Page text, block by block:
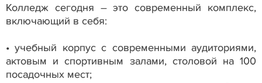
Колледж сегодня – это современный комплекс,
включающий в себя:
• учебный корпус с современными аудиториями,
актовым и спортивным залами, столовой на 100
посадочных мест;